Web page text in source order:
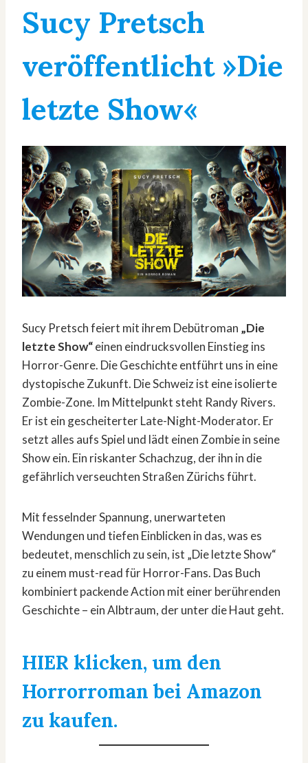
Sucy Pretsch
veröffentlicht »Die
letzte Show«
Sucy Pretsch feiert mit ihrem Debütroman „Die
letzte Show“einen eindrucksvollen Einstieg ins
Horror-Genre. Die Geschichte entführt uns in eine
dystopische Zukunft. Die Schweiz ist eine isolierte
Zombie-Zone. Im Mittelpunkt steht Randy Rivers.
Er ist ein gescheiterter Late-Night-Moderator. Er
setzt alles aufs Spiel und lädt einen Zombie in seine
Show ein. Ein riskanter Schachzug, der ihn in die
gefährlich verseuchten Straßen Zürichs führt.
Mit fesselnder Spannung, unerwarteten
Wendungen und tiefen Einblicken in das, was es
bedeutet, menschlich zu sein, ist „Die letzte Show“
zu einem must-read für Horror-Fans. Das Buch
kombiniert packende Action mit einer berührenden
Geschichte – ein Albtraum, der unter die Haut geht.
HIER klicken, um den
Horrorroman bei Amazon
zu kaufen.